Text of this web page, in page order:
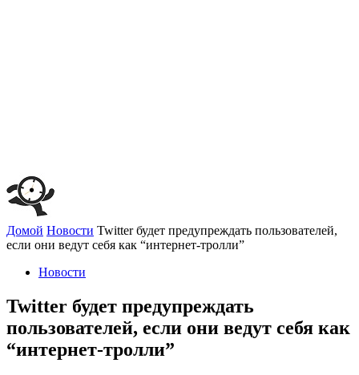
Домой Новости Twitter будет предупреждать пользователей,
если они ведут себя как “интернет-тролли”
Новости
Twitter будет предупреждать
пользователей, если они ведут себя как
“интернет-тролли”